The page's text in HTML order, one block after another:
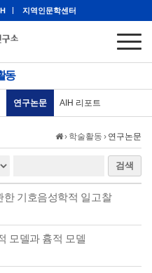
지역인문학센터
동
연구논문 AIH 리포트
› 학술활동 › 연구논문
검색
기호음성학적 일고찰
모델과 흄적 모델